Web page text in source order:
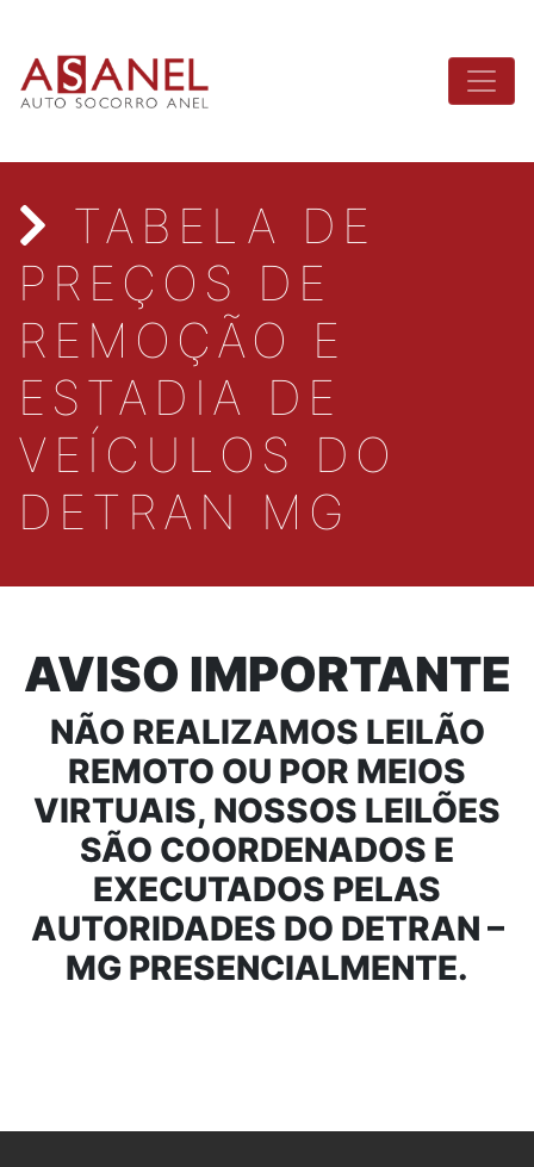
TABELA DE
PREÇOS DE
REMOÇÃO E
ESTADIA DE
VEÍCULOS DO
DETRAN MG
AVISO IMPORTANTE
NÃO REALIZAMOS LEILÃO
REMOTO OU POR MEIOS
VIRTUAIS, NOSSOS LEILÕES
SÃO COORDENADOS E
EXECUTADOS PELAS
AUTORIDADES DO DETRAN –
MG PRESENCIALMENTE.